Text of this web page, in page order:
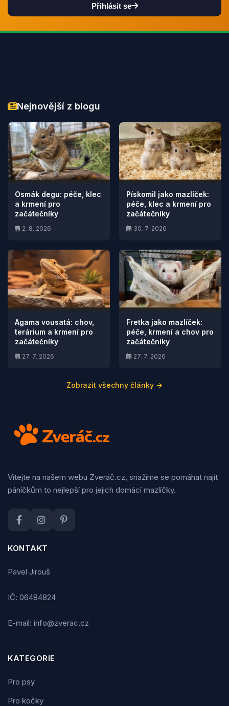
Přihlásit se
Nejnovější z blogu
Osmák degu: péče, klec
a krmení pro
začátečníky
2. 8. 2026
Pískomil jako mazlíček:
péče, klec a krmení pro
začátečníky
30. 7. 2026
Agama vousatá: chov,
terárium a krmení pro
začátečníky
27. 7. 2026
Fretka jako mazlíček:
péče, krmení a chov pro
začátečníky
27. 7. 2026
Zobrazit všechny články →
Vítejte na našem webu Zveráč.cz, snažíme se pomáhat najít
páníčkům to nejlepší pro jejich domácí mazlíčky.
KONTAKT
Pavel Jirouš
IČ: 06484824
E-mail: info@zverac.cz
KATEGORIE
Pro psy
Pro kočky